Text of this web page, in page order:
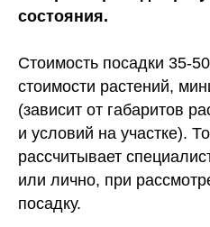
состояния.
Стоимость посадки 35-
стоимости растений,
(зависит от габаритов
и условий на участке).
рассчитывает
или лично, при
посадку.